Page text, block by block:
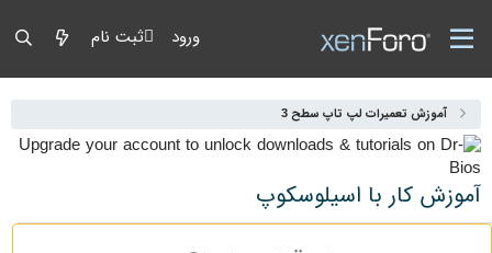
ورود ثبت نام
آموزش تعمیرات لپ تاپ سطح 3
آموزش کار با اسیلوسکوپ